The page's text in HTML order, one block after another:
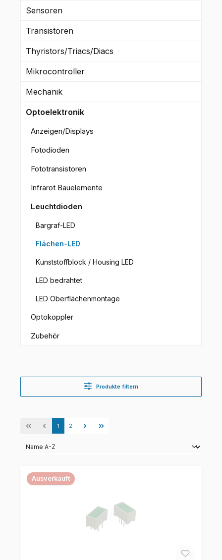
Sensoren
Transistoren
Thyristors/Triacs/Diacs
Mikrocontroller
Mechanik
Optoelektronik
Anzeigen/Displays
Fotodioden
Fototransistoren
Infrarot Bauelemente
Leuchtdioden
Bargraf-LED
Flächen-LED
Kunststoffblock / Housing LED
LED bedrahtet
LED Oberflächenmontage
Optokoppler
Zubehör
Produkte filtern
Seite
1 Seite
2
Ausverkauft